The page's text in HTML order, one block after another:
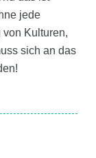
jede
Kulturen,
sich an das